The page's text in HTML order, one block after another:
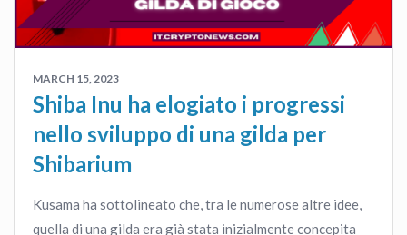
MARCH 15, 2023
Shiba Inu ha elogiato i progressi
nello sviluppo di una gilda per
Shibarium
Kusama ha sottolineato che, tra le numerose altre idee,
quella di una gilda era già stata inizialmente concepita